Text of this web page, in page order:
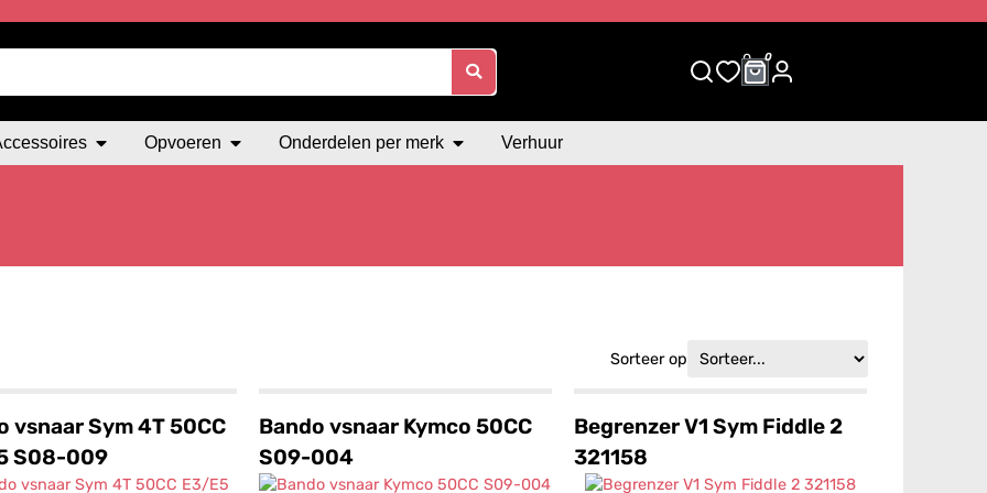
0 0
Opvoeren Onderdelen per merk Verhuur
Sorteer op
vsnaar Sym 4T 50CC
S08-009
Bando vsnaar Kymco 50CC
S09-004
Begrenzer V1 Sym Fiddle 2
321158